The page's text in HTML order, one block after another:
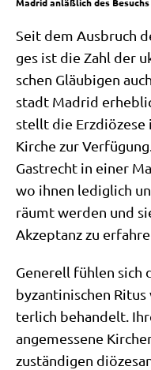
Madrid anläßlich des
Seit dem Aus­bruch
ges ist die Zahl der
schen Gläu­bi­gen
stadt Madrid
stellt die Erz­diö­ze­se
Kir­che zur
Gast­recht in einer
wo ihnen ledig­lich
räumt wer­den und
Akzep­tanz zu
Gene­rell füh­len sich
byzan­ti­ni­schen
ter­lich behan­delt.
ange­mes­se­ne
zustän­di­gen